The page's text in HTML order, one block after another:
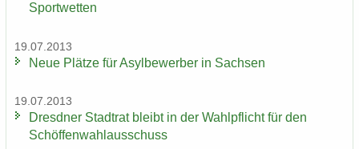
Sport­wet­ten
19.07.2013
Neue Plät­ze für Asyl­be­wer­ber in Sach­sen
19.07.2013
Dresd­ner Stadt­rat bleibt in der Wahl­pflicht für den
Schöf­fen­wahl­aus­schuss